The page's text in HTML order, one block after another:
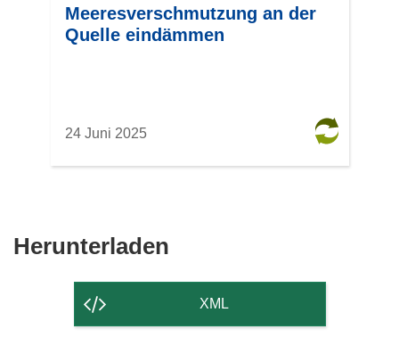
Meeresverschmutzung an der
Quelle eindämmen
24 Juni 2025
Herunterladen
der
Seite
XML